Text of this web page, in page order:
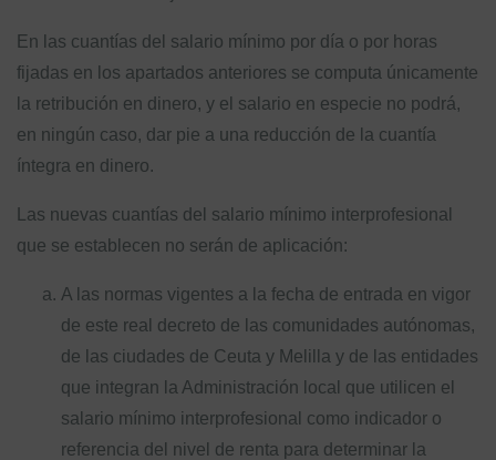
En las cuantías del salario mínimo por día o por horas
fijadas en los apartados anteriores se computa únicamente
la retribución en dinero, y el salario en especie no podrá,
en ningún caso, dar pie a una reducción de la cuantía
íntegra en dinero.
Las nuevas cuantías del salario mínimo interprofesional
que se establecen no serán de aplicación:
A las normas vigentes a la fecha de entrada en vigor
de este real decreto de las comunidades autónomas,
de las ciudades de Ceuta y Melilla y de las entidades
que integran la Administración local que utilicen el
salario mínimo interprofesional como indicador o
referencia del nivel de renta para determinar la